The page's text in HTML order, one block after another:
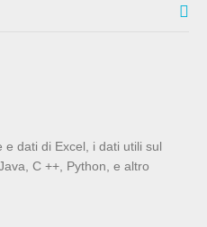
dati di Excel, i dati utili sul
C ++, Python, e altro